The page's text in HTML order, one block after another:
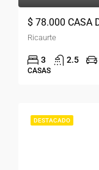
Ricaurte
3 2.5
CASAS
DESTACADO